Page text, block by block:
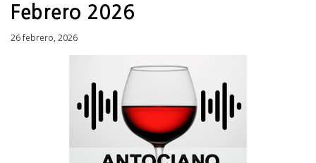
Febrero 2026
Posted
26 febrero, 2026